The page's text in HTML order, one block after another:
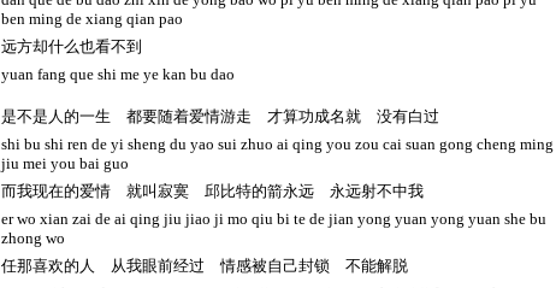
ben ming de xiang qian pao
远方却什么也看不到
yuan fang que shi me ye kan bu dao
是不是人的一生 都要随着爱情游走 才算功成名就 没有白过
shi bu shi ren de yi sheng du yao sui zhuo ai qing you zou cai suan gong cheng ming
jiu mei you bai guo
而我现在的爱情 就叫寂寞 邱比特的箭永远 永远射不中我
er wo xian zai de ai qing jiu jiao ji mo qiu bi te de jian yong yuan yong yuan she bu
zhong wo
任那喜欢的人 从我眼前经过 情感被自己封锁 不能解脱